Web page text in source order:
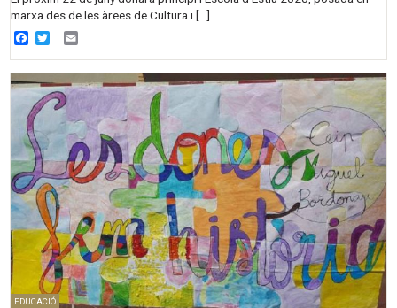
marxa des de les àrees de Cultura i […]
Facebook
Twitter
EDUCACIÓ